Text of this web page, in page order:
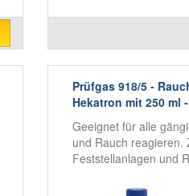
Prüfgas 918/5 -
Hekatron mit 250 ml
Geeignet für alle
und Rauch reagieren.
Feststellanlagen und